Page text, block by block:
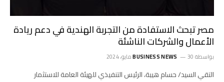
مصر تبحث الاستفادة من التجربة الهندية في دعم ريادة
الأعمال والشركات الناشئة
بواسطة BUSINESS NEWS 30 مايو، 2024
التقي السيد/ حسام هيبة، الرئيس التنفيذي للهيئة العامة للاستثمار